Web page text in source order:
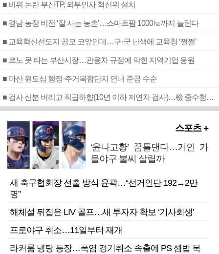
■ 비위 논란 부산TP, 외부인사 혁신위 설치
■ 경남 농정 비전 ‘잘 사는 농촌’…스마트팜 1000㏊까지 늘린다
■ 교육혁신선도지 공모 코앞인데…구·군 난색에 교육청 ‘쩔쩔’
■ 르노 못 타는 부산시장…관용차 규정에 막힌 지역기업 응원
■ 마산 원도심 행정·주거복합단지 연내 준공 수순
■ 검사 신분 버리고 직급하향(10년 이하 저연차 검사)…檢 중수청행 기피
스포츠 +
‘윤나고황’ 꿈틀댄다…거인 가
을야구 불씨 살릴까
새 축구협회장 선출 방식 윤곽…“선거인단 192→2만
명”
해체설 뒤집은 LIV 골프…새 투자자 확보 ‘기사회생’
프로야구 취소…11일부터 재개
라커룸 냉탕 등장…폭염 경기취소 속출에 PS 셈법 복